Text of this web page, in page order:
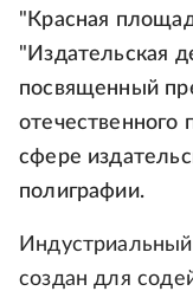
"Красная
"Издательская
посвященный
отечественного
сфере
полиграфии.
создан для